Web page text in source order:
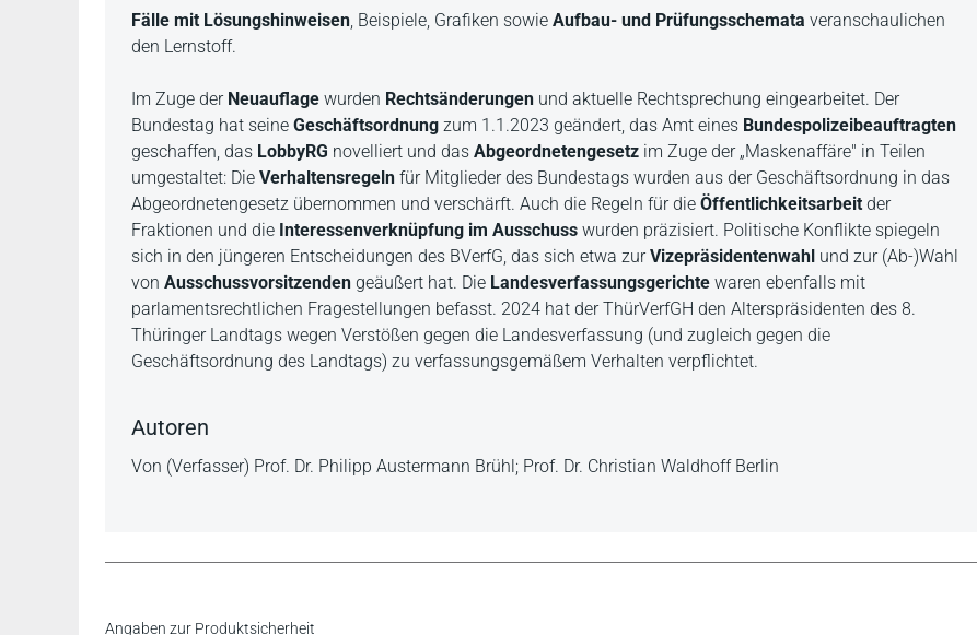
Fälle mit Lösungshinweisen, Beispiele, Grafiken sowie Aufbau- und Prüfungsschemata veranschaulichen
den Lernstoff.
Im Zuge der Neuauflage wurden Rechtsänderungen und aktuelle Rechtsprechung eingearbeitet. Der
Bundestag hat seine Geschäftsordnung zum 1.1.2023 geändert, das Amt eines Bundespolizeibeauftragten
geschaffen, das LobbyRG novelliert und das Abgeordnetengesetz im Zuge der „Maskenaffäre" in Teilen
umgestaltet: Die Verhaltensregeln für Mitglieder des Bundestags wurden aus der Geschäftsordnung in das
Abgeordnetengesetz übernommen und verschärft. Auch die Regeln für die Öffentlichkeitsarbeit der
Fraktionen und die Interessenverknüpfung im Ausschuss wurden präzisiert. Politische Konflikte spiegeln
sich in den jüngeren Entscheidungen des BVerfG, das sich etwa zurVizepräsidentenwahl und zur (Ab-)Wahl
von Ausschussvorsitzenden geäußert hat. Die Landesverfassungsgerichte waren ebenfalls mit
parlamentsrechtlichen Fragestellungen befasst. 2024 hat der ThürVerfGH den Alterspräsidenten des 8.
Thüringer Landtags wegen Verstößen gegen die Landesverfassung (und zugleich gegen die
Geschäftsordnung des Landtags) zu verfassungsgemäßem Verhalten verpflichtet.
Autoren
Von (Verfasser) Prof. Dr. Philipp Austermann Brühl; Prof. Dr. Christian Waldhoff Berlin
… ist diese gleichermaßen konzentrierte wie gehaltvolle Darstellung für jeden am Funktionieren der
Inhaltsverzeichnis
Angaben zur Produktsicherheit